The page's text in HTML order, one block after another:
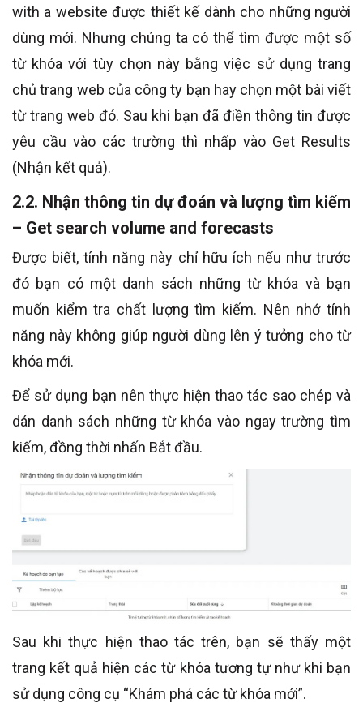
with a website được thiết kế dành cho những người
dùng mới. Nhưng chúng ta có thể tìm được một số
từ khóa với tùy chọn này bằng việc sử dụng trang
chủ trang web của công ty bạn hay chọn một bài viết
từ trang web đó. Sau khi bạn đã điền thông tin được
yêu cầu vào các trường thì nhấp vào Get Results
(Nhận kết quả).
2.2. Nhận thông tin dự đoán và lượng tìm kiếm
– Get search volume and forecasts
Được biết, tính năng này chỉ hữu ích nếu như trước
đó bạn có một danh sách những từ khóa và bạn
muốn kiểm tra chất lượng tìm kiếm. Nên nhớ tính
năng này không giúp người dùng lên ý tưởng cho từ
khóa mới.
Để sử dụng bạn nên thực hiện thao tác sao chép và
dán danh sách những từ khóa vào ngay trường tìm
kiếm, đồng thời nhấn Bắt đầu.
Sau khi thực hiện thao tác trên, bạn sẽ thấy một
trang kết quả hiện các từ khóa tương tự như khi bạn
sử dụng công cụ “Khám phá các từ khóa mới”.